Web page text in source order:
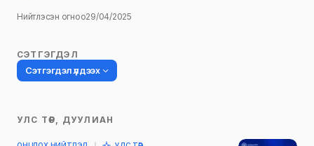
Нийтлэсэн огноо29/04/2025
СЭТГЭГДЭЛ
Сэтгэгдэл үлдээх
Таны имэйл хаягийг нийтлэхгүй.
УЛС ТӨР, ДУУЛИАН